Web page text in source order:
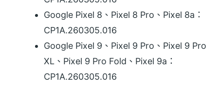
Google Pixel 8、Pixel 8 Pro、Pixel 8a：
CP1A.260305.016
Google Pixel 9、Pixel 9 Pro、Pixel 9 Pro
XL、Pixel 9 Pro Fold、Pixel 9a：
CP1A.260305.016